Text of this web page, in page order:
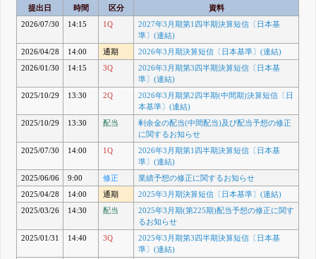
提出日 時間 区分
資料
2026/07/30
14:15 1Q
2027年3月期第1四半期決算短信〔日本基
準〕(連結)
2026/04/28
14:00 通期
2026年3月期決算短信〔日本基準〕(連結)
2026/01/30
14:15 3Q
2026年3月期第3四半期決算短信〔日本基
準〕(連結)
2025/10/29
13:30 2Q
2026年3月期第2四半期(中間期)決算短信〔日
本基準〕(連結)
2025/10/29
13:30 配当
剰余金の配当(中間配当)及び配当予想の修正
に関するお知らせ
2025/07/30
14:00 1Q
2026年3月期第1四半期決算短信〔日本基
準〕(連結)
2025/06/06
9:00 修正
業績予想の修正に関するお知らせ
2025/04/28
14:00 通期
2025年3月期決算短信〔日本基準〕(連結)
2025/03/26
14:30 配当
2025年3月期(第225期)配当予想の修正に関す
るお知らせ
2025/01/31
14:40 3Q
2025年3月期第3四半期決算短信〔日本基
準〕(連結)